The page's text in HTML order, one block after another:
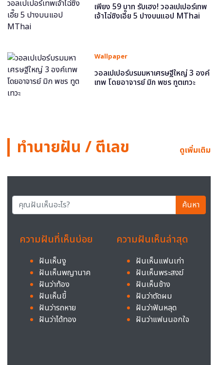
เพียง 59 บาท รับเฮง! วอลเปเปอร์เทพ
เจ้าไฉ่ซิงเอี๊ย 5 ปางบนแอป MThai
Wallpaper
วอลเปเปอร์บรมมหาเศรษฐีใหญ่ 3 องค์
เทพ โดยอาจารย์ มิก พชร ทูตเทวะ
ทำนายฝัน / ตีเลข ดูเพิ่มเติม
ค้นหา
ความฝันที่เห็นบ่อย
ฝันเห็นงู
ฝันเห็นพญานาค
ฝันว่าท้อง
ฝันเห็นขี้
ฝันว่ารถหาย
ฝันว่าได้ทอง
ความฝันเห็นล่าสุด
ฝันเห็นแฟนเก่า
ฝันเห็นพระสงฆ์
ฝันเห็นช้าง
ฝันว่าตัดผม
ฝันว่าฟันหลุด
ฝันว่าแฟนนอกใจ